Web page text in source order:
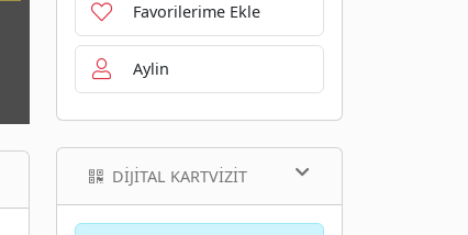
Favorilerime Ekle
Aylin
DIJITAL KARTVIZIT